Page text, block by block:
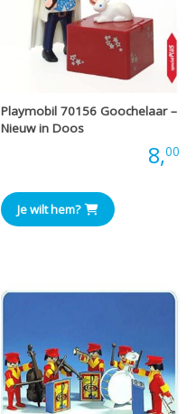
Playmobil 70156 Goochelaar –
Nieuw in Doos
8,00
Je wilt hem?